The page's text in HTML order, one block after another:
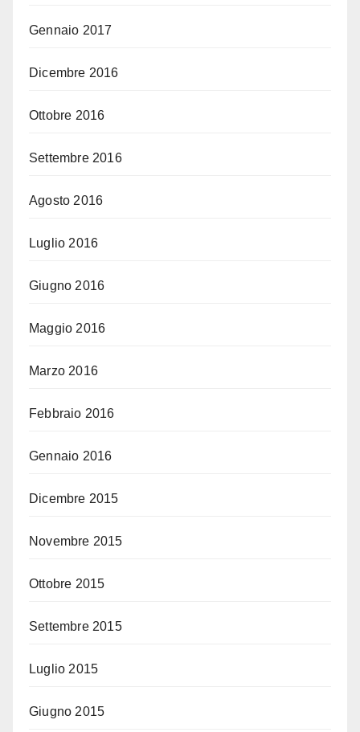
Gennaio 2017
Dicembre 2016
Ottobre 2016
Settembre 2016
Agosto 2016
Luglio 2016
Giugno 2016
Maggio 2016
Marzo 2016
Febbraio 2016
Gennaio 2016
Dicembre 2015
Novembre 2015
Ottobre 2015
Settembre 2015
Luglio 2015
Giugno 2015